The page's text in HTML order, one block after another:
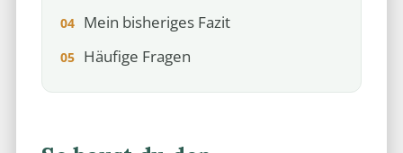
Mein bisheriges Fazit
Häufige Fragen